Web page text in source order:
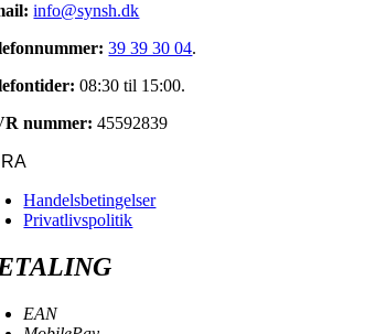
info@synsh.dk
39 39 30 04.
08:30 til 15:00.
nummer: 45592839
Handelsbetingelser
Privatlivspolitik
EAN